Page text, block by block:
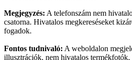
Megjegyzés: A telefonszám nem
csatorna. Hivatalos megkereséseket
fogadok.
Fontos tudnivaló: A weboldalon
illusztrációk, nem hivatalos termékfotók,